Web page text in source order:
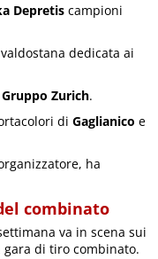
Depretis campioni
dedicata ai
Zurich.
diGaglianico e
ha
combinato
va in scena sui
di tiro combinato.